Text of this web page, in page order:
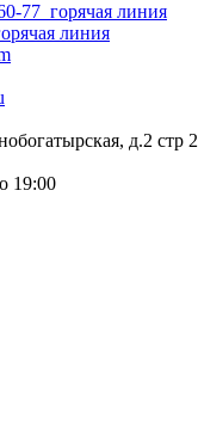
77 горячая линия
линия
д.2 стр 2
19:00